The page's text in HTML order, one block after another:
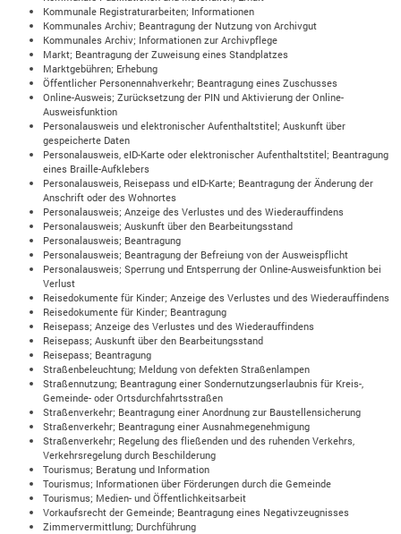
Kommunale Registraturarbeiten; Informationen
Kommunales Archiv; Beantragung der Nutzung von Archivgut
Kommunales Archiv; Informationen zur Archivpflege
Markt; Beantragung der Zuweisung eines Standplatzes
Marktgebühren; Erhebung
Öffentlicher Personennahverkehr; Beantragung eines Zuschusses
Online-Ausweis; Zurücksetzung der PIN und Aktivierung der Online-
Ausweisfunktion
Personalausweis und elektronischer Aufenthaltstitel; Auskunft über
gespeicherte Daten
Personalausweis, eID-Karte oder elektronischer Aufenthaltstitel; Beantragung
eines Braille-Aufklebers
Personalausweis, Reisepass und eID-Karte; Beantragung der Änderung der
Anschrift oder des Wohnortes
Personalausweis; Anzeige des Verlustes und des Wiederauffindens
Personalausweis; Auskunft über den Bearbeitungsstand
Personalausweis; Beantragung
Personalausweis; Beantragung der Befreiung von der Ausweispflicht
Personalausweis; Sperrung und Entsperrung der Online-Ausweisfunktion bei
Verlust
Reisedokumente für Kinder; Anzeige des Verlustes und des Wiederauffindens
Reisedokumente für Kinder; Beantragung
Reisepass; Anzeige des Verlustes und des Wiederauffindens
Reisepass; Auskunft über den Bearbeitungsstand
Reisepass; Beantragung
Straßenbeleuchtung; Meldung von defekten Straßenlampen
Straßennutzung; Beantragung einer Sondernutzungserlaubnis für Kreis-,
Gemeinde- oder Ortsdurchfahrtsstraßen
Straßenverkehr; Beantragung einer Anordnung zur Baustellensicherung
Straßenverkehr; Beantragung einer Ausnahmegenehmigung
Straßenverkehr; Regelung des fließenden und des ruhenden Verkehrs,
Verkehrsregelung durch Beschilderung
Tourismus; Beratung und Information
Tourismus; Informationen über Förderungen durch die Gemeinde
Tourismus; Medien- und Öffentlichkeitsarbeit
Vorkaufsrecht der Gemeinde; Beantragung eines Negativzeugnisses
Zimmervermittlung; Durchführung